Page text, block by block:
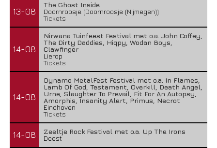
13-08
The Ghost Inside
Doornroosje (Doornroosje (Nijmegen))
Tickets
14-08
Nirwana Tuinfeest Festival met o.a. John Coffey,
The Dirty Daddies, Hiqpy, Wodan Boys,
Clawfinger
Lierop
Tickets
14-08
Dynamo MetalFest Festival met o.a. In Flames,
Lamb Of God, Testament, Overkill, Death Angel,
Urne, Slaughter To Prevail, Fit For An Autopsy,
Amorphis, Insanity Alert, Primus, Necrot
Eindhoven
Tickets
14-08
Zeeltje Rock Festival met o.a. Up The Irons
Deest